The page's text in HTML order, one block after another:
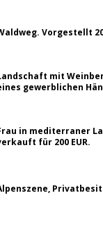
Vorgestellt
mit
gewerblichen
in mediterraner
für 200 EUR.